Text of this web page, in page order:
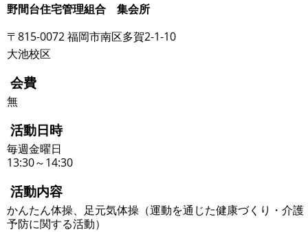
野間台住宅管理組合 集会所
〒815-0072 福岡市南区多賀2-1-10
大池校区
会費
無
活動日時
毎週金曜日
13:30～14:30
活動内容
かんたん体操、足元気体操（運動を通じた健康づくり・介護
予防に関する活動）